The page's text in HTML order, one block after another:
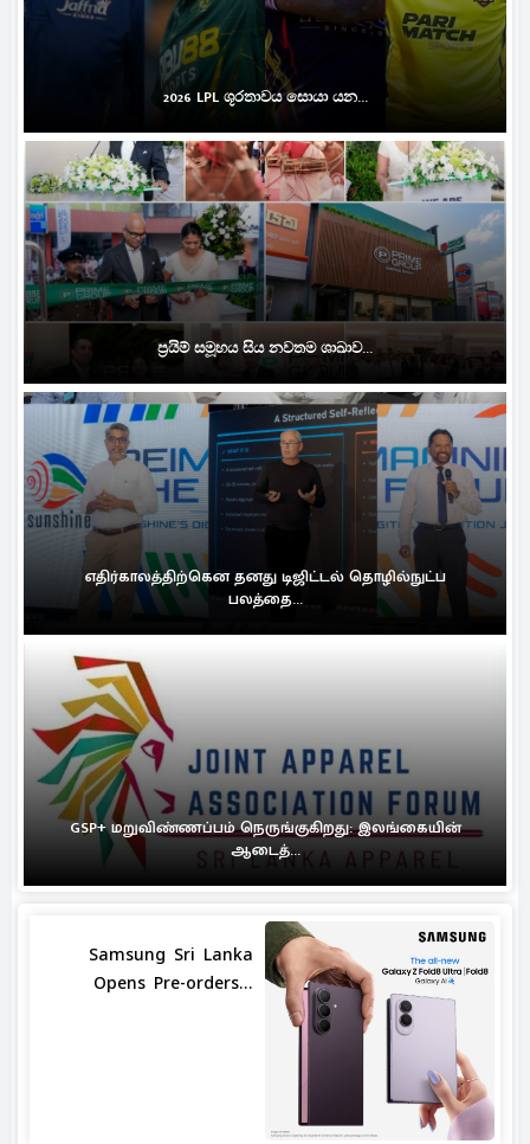
2026 LPL ශූරතාවය සොයා යන...
ප්‍රයිම් සමූහය සිය නවතම ශාඛාව...
எதிர்காலத்திற்கென தனது டிஜிட்டல் தொழில்நுட்ப
பலத்தை...
GSP+ மறுவிண்ணப்பம் நெருங்குகிறது: இலங்கையின்
ஆடைத்...
Samsung Sri Lanka
Opens Pre-orders...